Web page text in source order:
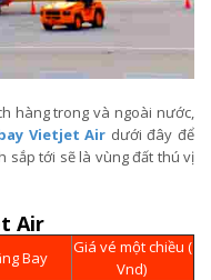
hàng trong và ngoài nước,
Vietjet Air dưới đây để
sắp tới sẽ là vùng đất thú vị
Air
Bay
Giá vé một chiều (
Vnd)